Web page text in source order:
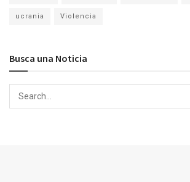
ucrania Violencia
Busca una Noticia